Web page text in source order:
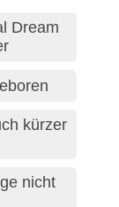
Dream
kürzer
nicht